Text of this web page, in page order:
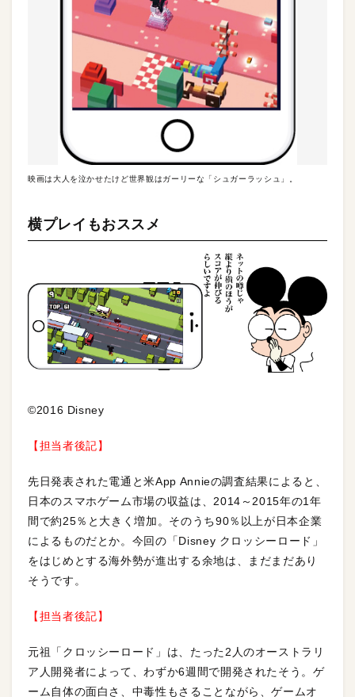
映画は大人を泣かせたけど世界観はガーリーな「シュガーラッシュ」。
横プレイもおススメ
©2016 Disney
【担当者後記】
先日発表された電通と米App Annieの調査結果によると、
日本のスマホゲーム市場の収益は、2014～2015年の1年
間で約25％と大きく増加。そのうち90％以上が日本企業
によるものだとか。今回の「Disney クロッシーロード」
をはじめとする海外勢が進出する余地は、まだまだあり
そうです。
【担当者後記】
元祖「クロッシーロード」は、たった2人のオーストラリ
ア人開発者によって、わずか6週間で開発されたそう。ゲ
ーム自体の面白さ、中毒性もさることながら、ゲームオ